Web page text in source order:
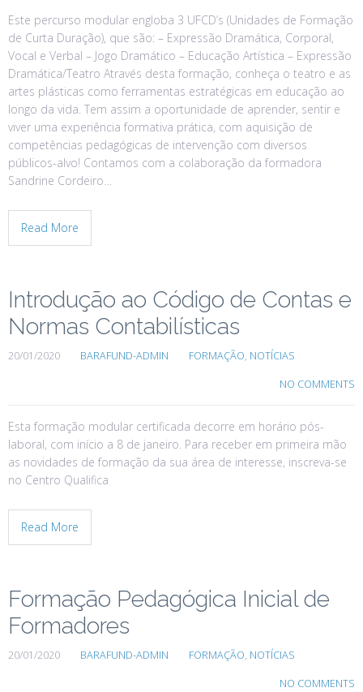
Este percurso modular engloba 3 UFCD’s (Unidades de Formação
de Curta Duração), que são: – Expressão Dramática, Corporal,
Vocal e Verbal – Jogo Dramático – Educação Artística – Expressão
Dramática/Teatro Através desta formação, conheça o teatro e as
artes plásticas como ferramentas estratégicas em educação ao
longo da vida. Tem assim a oportunidade de aprender, sentir e
viver uma experiência formativa prática, com aquisição de
competências pedagógicas de intervenção com diversos
públicos-alvo! Contamos com a colaboração da formadora
Sandrine Cordeiro…
Read More
Introdução ao Código de Contas e
Normas Contabilísticas
20/01/2020 BARAFUND-ADMIN FORMAÇÃO, NOTÍCIAS
NO COMMENTS
Esta formação modular certificada decorre em horário pós-
laboral, com início a 8 de janeiro. Para receber em primeira mão
as novidades de formação da sua área de interesse, inscreva-se
no Centro Qualifica
Read More
Formação Pedagógica Inicial de
Formadores
20/01/2020 BARAFUND-ADMIN FORMAÇÃO, NOTÍCIAS
NO COMMENTS